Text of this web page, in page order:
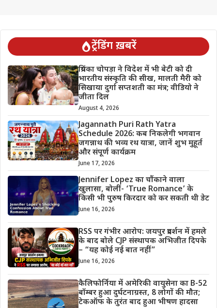
ट्रेंडिंग ख़बरें
प्रियंका चोपड़ा ने विदेश में भी बेटी को दी
भारतीय संस्कृति की सीख, मालती मैरी को
सिखाया दुर्गा सप्तशती का मंत्र; वीडियो ने
जीता दिल
August 4, 2026
Jagannath Puri Rath Yatra
Schedule 2026: कब निकलेगी भगवान
जगन्नाथ की भव्य रथ यात्रा, जानें शुभ मुहूर्त
और संपूर्ण कार्यक्रम
June 17, 2026
Jennifer Lopez का चौंकाने वाला
खुलासा, बोलीं- ‘True Romance’ के
किसी भी पुरुष किरदार को कर सकती थी डेट
June 16, 2026
RSS पर गंभीर आरोप: जयपुर प्रदर्शन में हमले
के बाद बोले CJP संस्थापक अभिजीत दिपके
– “यह कोई नई बात नहीं”
June 16, 2026
कैलिफोर्निया में अमेरिकी वायुसेना का B-52
बॉम्बर हुआ दुर्घटनाग्रस्त, 8 लोगों की मौत;
टेकऑफ के तुरंत बाद हुआ भीषण हादसा